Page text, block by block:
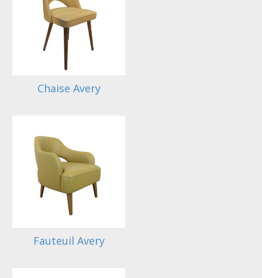
Chaise Avery
Fauteuil Avery